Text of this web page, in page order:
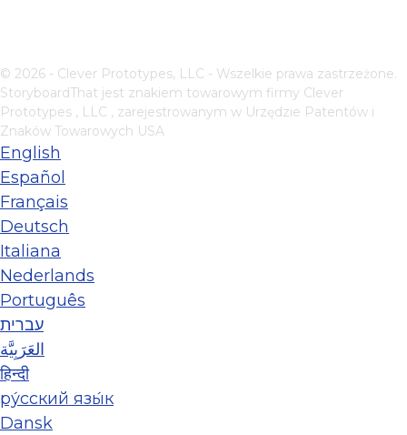
© 2026 - Clever Prototypes, LLC - Wszelkie prawa zastrzeżone.
StoryboardThat jest znakiem towarowym firmy Clever
Prototypes , LLC , zarejestrowanym w Urzędzie Patentów i
Znaków Towarowych USA
English
Español
Français
Deutsch
Italiana
Nederlands
Português
עברית
العَرَبِيَّة
हिन्दी
ру́сский язы́к
Dansk